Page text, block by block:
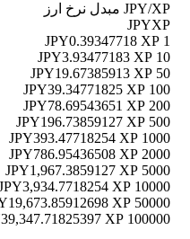
JPY/XP مبدل نرخ ارز
JPYXP
1 JPY
0.39347718 XP
10 JPY
3.93477183 XP
50 JPY
19.67385913 XP
100 JPY
39.34771825 XP
200 JPY
78.69543651 XP
500 JPY
196.73859127 XP
1000 JPY
393.47718254 XP
2000 JPY
786.95436508 XP
5000 JPY
1,967.3859127 XP
10000 JPY
3,934.7718254 XP
50000 JPY
19,673.85912698 XP
100000 JPY
39,347.71825397 XP